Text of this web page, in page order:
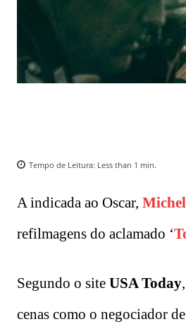
Tempo de Leitura: Less than 1 min.
A indicada ao Oscar,
refilmagens do aclamado ‘
Segundo o site USA Today,
cenas como o negociador